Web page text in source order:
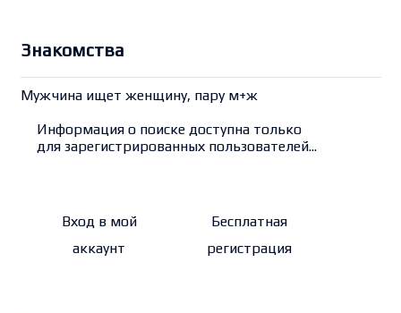
Знакомства
Мужчина ищет женщину, пару м+ж
Информация о поиске доступна только
для зарегистрированных пользователей...
Вход в мой
аккаунт
Бесплатная
регистрация